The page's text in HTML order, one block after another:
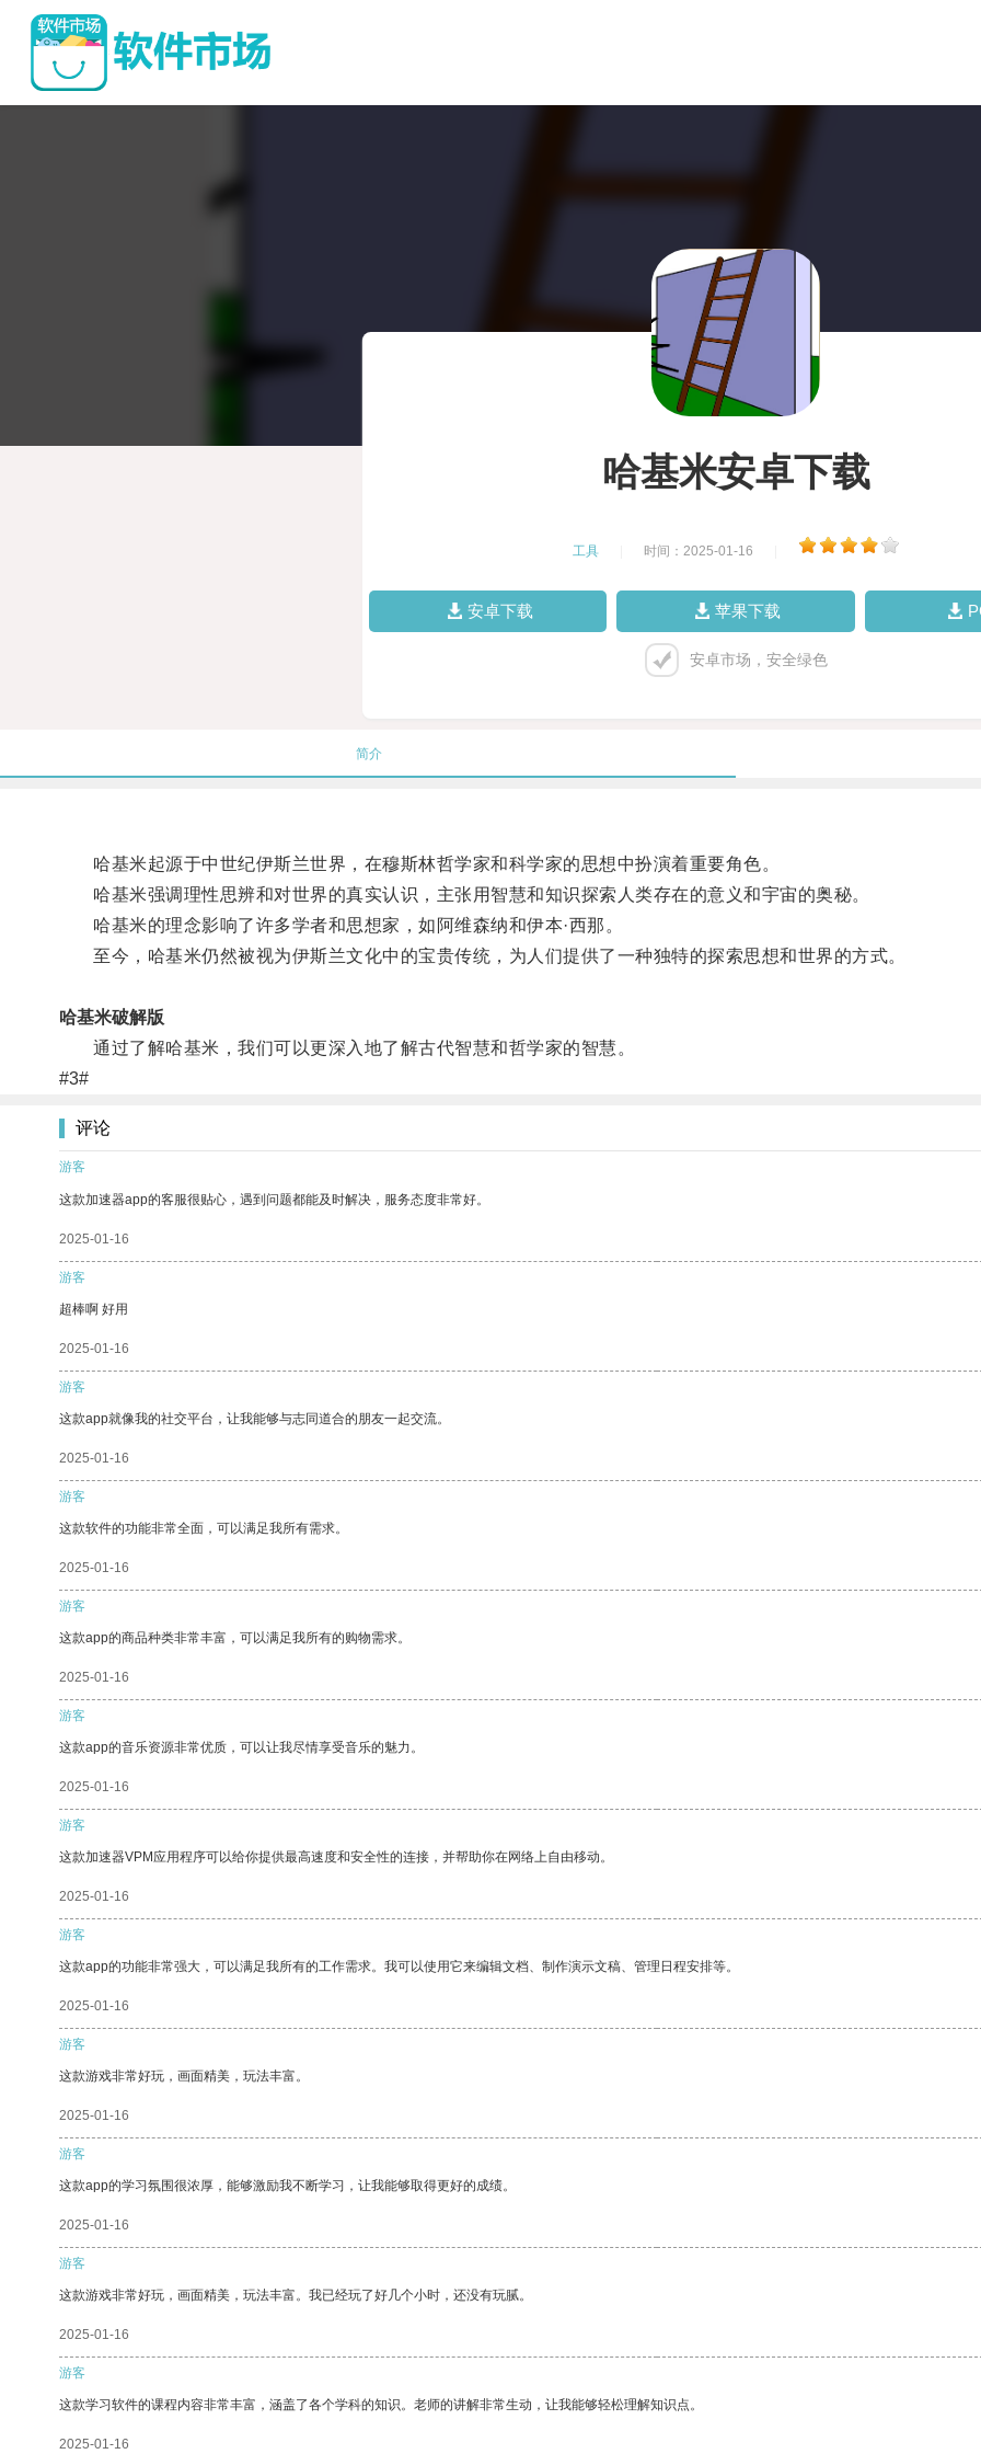
哈基米安卓下载
工具 时间：2025-01-16
安卓下载 苹果下载
安卓市场，安全绿色
简介
哈基米起源于中世纪伊斯兰世界，在穆斯林哲学家和科学家的思想中扮演着重要角色。
哈基米强调理性思辨和对世界的真实认识，主张用智慧和知识探索人类存在的意义和宇宙的奥秘。
哈基米的理念影响了许多学者和思想家，如阿维森纳和伊本·西那。
至今，哈基米仍然被视为伊斯兰文化中的宝贵传统，为人们提供了一种独特的探索思想和世界的方式。
哈基米破解版
通过了解哈基米，我们可以更深入地了解古代智慧和哲学家的智慧。
#3#
评论
游客
这款加速器app的客服很贴心，遇到问题都能及时解决，服务态度非常好。
2025-01-16
游客
超棒啊 好用
2025-01-16
游客
这款app就像我的社交平台，让我能够与志同道合的朋友一起交流。
2025-01-16
游客
这款软件的功能非常全面，可以满足我所有需求。
2025-01-16
游客
这款app的商品种类非常丰富，可以满足我所有的购物需求。
2025-01-16
游客
这款app的音乐资源非常优质，可以让我尽情享受音乐的魅力。
2025-01-16
游客
这款加速器VPM应用程序可以给你提供最高速度和安全性的连接，并帮助你在网络上自由移动。
2025-01-16
游客
这款app的功能非常强大，可以满足我所有的工作需求。我可以使用它来编辑文档、制作演示文稿、管理日程安排等。
2025-01-16
游客
这款游戏非常好玩，画面精美，玩法丰富。
2025-01-16
游客
这款app的学习氛围很浓厚，能够激励我不断学习，让我能够取得更好的成绩。
2025-01-16
游客
这款游戏非常好玩，画面精美，玩法丰富。我已经玩了好几个小时，还没有玩腻。
2025-01-16
游客
这款学习软件的课程内容非常丰富，涵盖了各个学科的知识。老师的讲解非常生动，让我能够轻松理解知识点。
2025-01-16